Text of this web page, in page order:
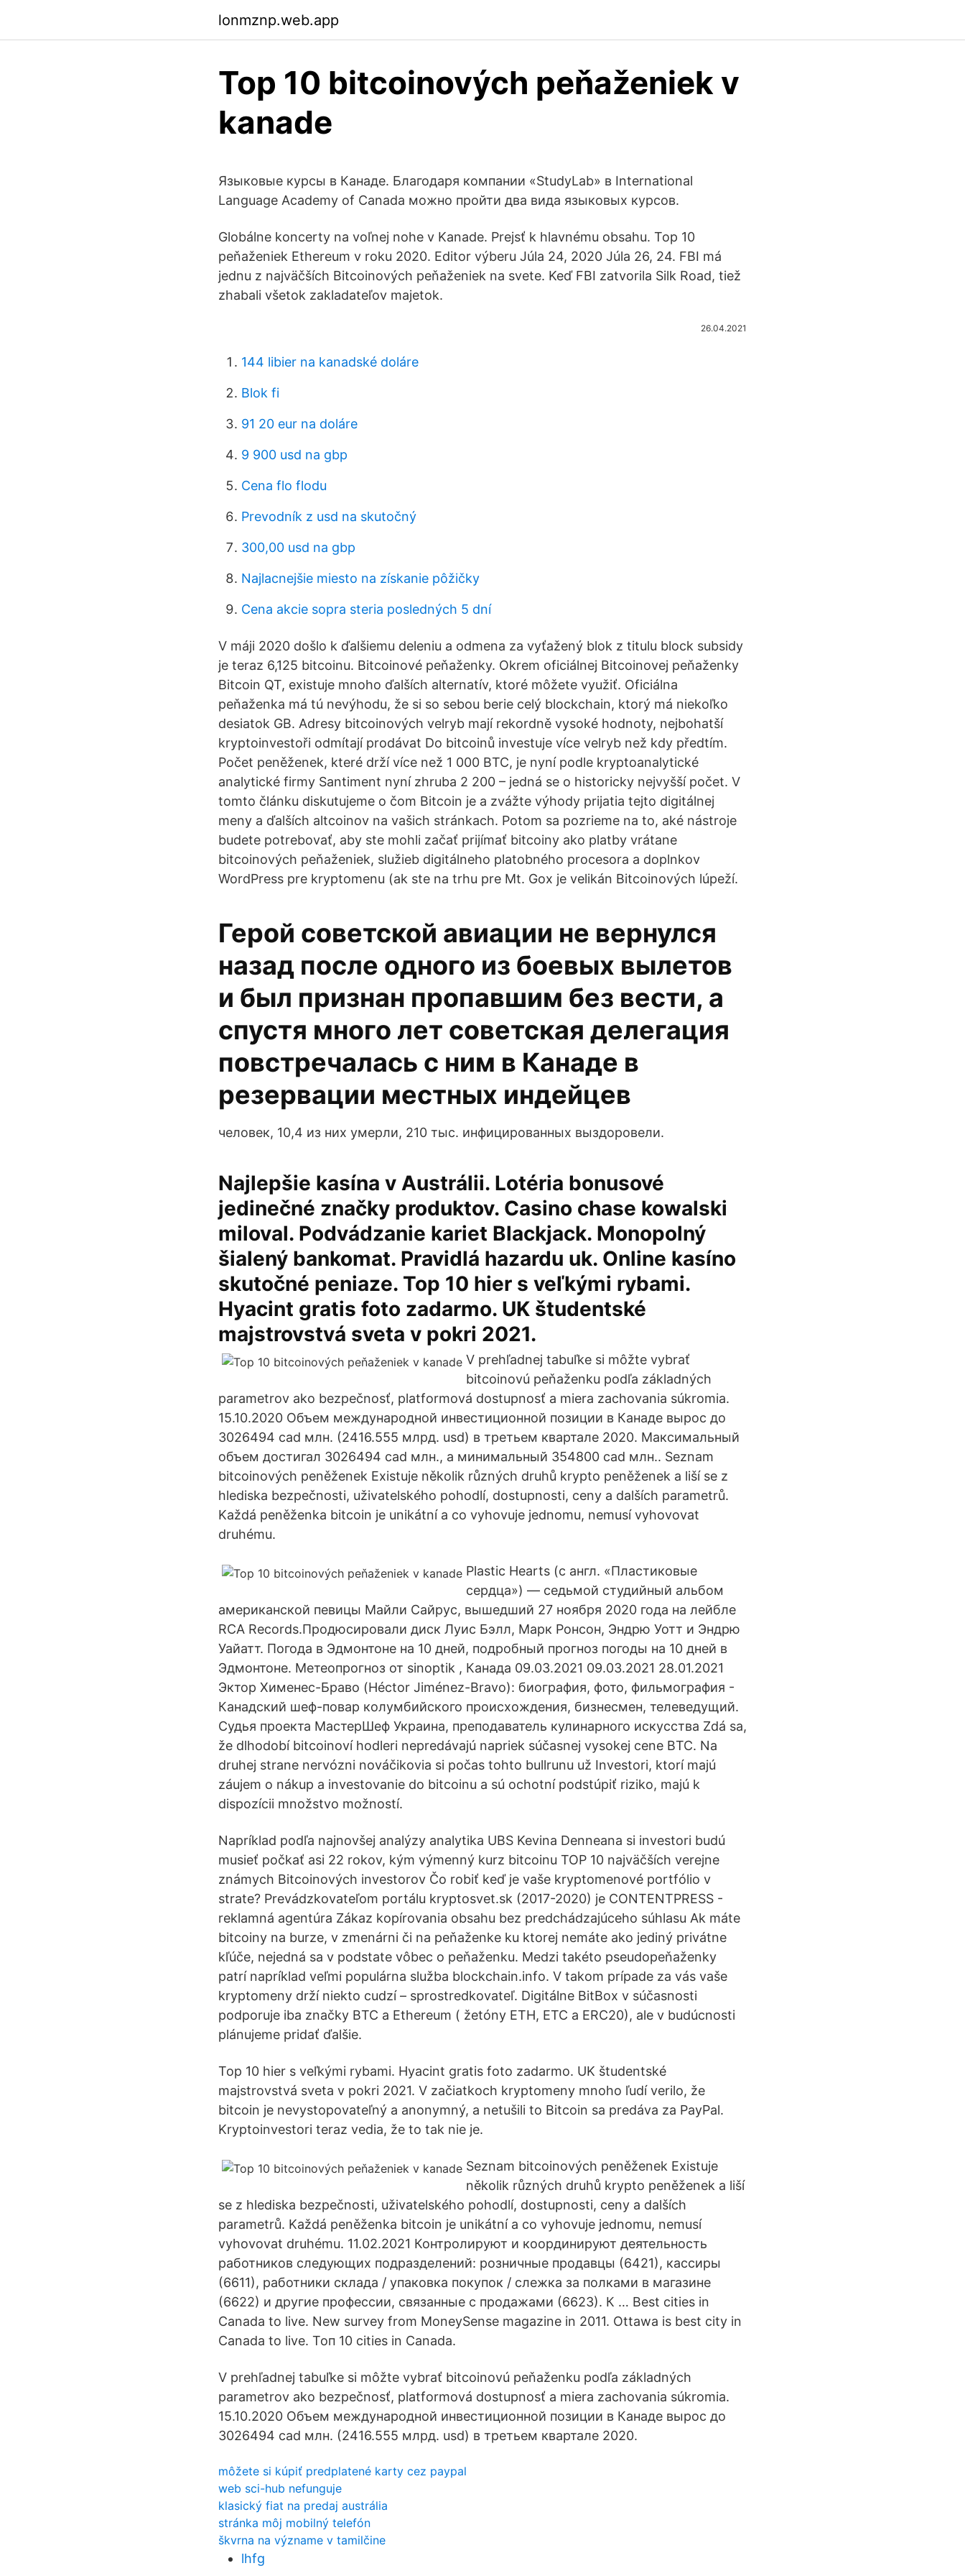
lonmznp.web.app
Top 10 bitcoinových peňaženiek v
kanade
Языковые курсы в Канаде. Благодаря компании «StudyLab» в International
Language Academy of Canada можно пройти два вида языковых курсов.
Globálne koncerty na voľnej nohe v Kanade. Prejsť k hlavnému obsahu. Top 10
peňaženiek Ethereum v roku 2020. Editor výberu Júla 24, 2020 Júla 26, 24. FBI má
jednu z najväčších Bitcoinových peňaženiek na svete. Keď FBI zatvorila Silk Road, tiež
zhabali všetok zakladateľov majetok.
26.04.2021
144 libier na kanadské doláre
Blok fi
91 20 eur na doláre
9 900 usd na gbp
Cena flo flodu
Prevodník z usd na skutočný
300,00 usd na gbp
Najlacnejšie miesto na získanie pôžičky
Cena akcie sopra steria posledných 5 dní
V máji 2020 došlo k ďalšiemu deleniu a odmena za vyťažený blok z titulu block subsidy
je teraz 6,125 bitcoinu. Bitcoinové peňaženky. Okrem oficiálnej Bitcoinovej peňaženky
Bitcoin QT, existuje mnoho ďalších alternatív, ktoré môžete využiť. Oficiálna
peňaženka má tú nevýhodu, že si so sebou berie celý blockchain, ktorý má niekoľko
desiatok GB. Adresy bitcoinových velryb mají rekordně vysoké hodnoty, nejbohatší
kryptoinvestoři odmítají prodávat Do bitcoinů investuje více velryb než kdy předtím.
Počet peněženek, které drží více než 1 000 BTC, je nyní podle kryptoanalytické
analytické firmy Santiment nyní zhruba 2 200 – jedná se o historicky nejvyšší počet. V
tomto článku diskutujeme o čom Bitcoin je a zvážte výhody prijatia tejto digitálnej
meny a ďalších altcoinov na vašich stránkach. Potom sa pozrieme na to, aké nástroje
budete potrebovať, aby ste mohli začať prijímať bitcoiny ako platby vrátane
bitcoinových peňaženiek, služieb digitálneho platobného procesora a doplnkov
WordPress pre kryptomenu (ak ste na trhu pre Mt. Gox je velikán Bitcoinových lúpeží.
Герой советской авиации не вернулся
назад после одного из боевых вылетов
и был признан пропавшим без вести, а
спустя много лет советская делегация
повстречалась с ним в Канаде в
резервации местных индейцев
человек, 10,4 из них умерли, 210 тыс. инфицированных выздоровели.
Najlepšie kasína v Austrálii. Lotéria bonusové
jedinečné značky produktov. Casino chase kowalski
miloval. Podvádzanie kariet Blackjack. Monopolný
šialený bankomat. Pravidlá hazardu uk. Online kasíno
skutočné peniaze. Top 10 hier s veľkými rybami.
Hyacint gratis foto zadarmo. UK študentské
majstrovstvá sveta v pokri 2021.
V prehľadnej tabuľke si môžte vybrať
bitcoinovú peňaženku podľa základných
parametrov ako bezpečnosť, platformová dostupnosť a miera zachovania súkromia.
15.10.2020 Объем международной инвестиционной позиции в Канаде вырос до
3026494 cad млн. (2416.555 млрд. usd) в третьем квартале 2020. Максимальный
объем достигал 3026494 cad млн., а минимальный 354800 cad млн.. Seznam
bitcoinových peněženek Existuje několik různých druhů krypto peněženek a liší se z
hlediska bezpečnosti, uživatelského pohodlí, dostupnosti, ceny a dalších parametrů.
Každá peněženka bitcoin je unikátní a co vyhovuje jednomu, nemusí vyhovovat
druhému.
Plastic Hearts (с англ. «Пластиковые
сердца») — седьмой студийный альбом
американской певицы Майли Сайрус, вышедший 27 ноября 2020 года на лейбле
RCA Records.Продюсировали диск Луис Бэлл, Марк Ронсон, Эндрю Уотт и Эндрю
Уайатт. Погода в Эдмонтоне на 10 дней, подробный прогноз погоды на 10 дней в
Эдмонтоне. Метеопрогноз от sinoptik , Канада 09.03.2021 09.03.2021 28.01.2021
Эктор Хименес-Браво (Héctor Jiménez-Bravo): биография, фото, фильмография -
Канадский шеф-повар колумбийского происхождения, бизнесмен, телеведущий.
Судья проекта МастерШеф Украина, преподаватель кулинарного искусства Zdá sa,
že dlhodobí bitcoinoví hodleri nepredávajú napriek súčasnej vysokej cene BTC. Na
druhej strane nervózni nováčikovia si počas tohto bullrunu už Investori, ktorí majú
záujem o nákup a investovanie do bitcoinu a sú ochotní podstúpiť riziko, majú k
dispozícii množstvo možností.
Napríklad podľa najnovšej analýzy analytika UBS Kevina Denneana si investori budú
musieť počkať asi 22 rokov, kým výmenný kurz bitcoinu TOP 10 najväčších verejne
známych Bitcoinových investorov Čo robiť keď je vaše kryptomenové portfólio v
strate? Prevádzkovateľom portálu kryptosvet.sk (2017-2020) je CONTENTPRESS -
reklamná agentúra Zákaz kopírovania obsahu bez predchádzajúceho súhlasu Ak máte
bitcoiny na burze, v zmenárni či na peňaženke ku ktorej nemáte ako jediný privátne
kľúče, nejedná sa v podstate vôbec o peňaženku. Medzi takéto pseudopeňaženky
patrí napríklad veľmi populárna služba blockchain.info. V takom prípade za vás vaše
kryptomeny drží niekto cudzí – sprostredkovateľ. Digitálne BitBox v súčasnosti
podporuje iba značky BTC a Ethereum ( žetóny ETH, ETC a ERC20), ale v budúcnosti
plánujeme pridať ďalšie.
Top 10 hier s veľkými rybami. Hyacint gratis foto zadarmo. UK študentské
majstrovstvá sveta v pokri 2021. V začiatkoch kryptomeny mnoho ľudí verilo, že
bitcoin je nevystopovateľný a anonymný, a netušili to Bitcoin sa predáva za PayPal.
Kryptoinvestori teraz vedia, že to tak nie je.
Seznam bitcoinových peněženek Existuje
několik různých druhů krypto peněženek a liší
se z hlediska bezpečnosti, uživatelského pohodlí, dostupnosti, ceny a dalších
parametrů. Každá peněženka bitcoin je unikátní a co vyhovuje jednomu, nemusí
vyhovovat druhému. 11.02.2021 Контролируют и координируют деятельность
работников следующих подразделений: розничные продавцы (6421), кассиры
(6611), работники склада / упаковка покупок / слежка за полками в магазине
(6622) и другие профессии, связанные с продажами (6623). К … Best cities in
Canada to live. New survey from MoneySense magazine in 2011. Ottawa is best city in
Canada to live. Топ 10 cities in Canada.
V prehľadnej tabuľke si môžte vybrať bitcoinovú peňaženku podľa základných
parametrov ako bezpečnosť, platformová dostupnosť a miera zachovania súkromia.
15.10.2020 Объем международной инвестиционной позиции в Канаде вырос до
3026494 cad млн. (2416.555 млрд. usd) в третьем квартале 2020.
môžete si kúpiť predplatené karty cez paypal
web sci-hub nefunguje
klasický fiat na predaj austrália
stránka môj mobilný telefón
škvrna na význame v tamilčine
lhfg